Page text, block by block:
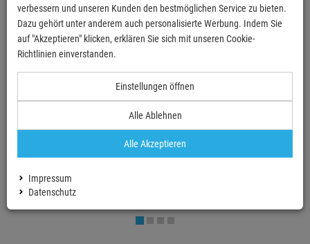
verbessern und unseren Kunden den bestmöglichen Service zu bieten.
Dazu gehört unter anderem auch personalisierte Werbung. Indem Sie
auf "Akzeptieren" klicken, erklären Sie sich mit unseren Cookie-
Richtlinien einverstanden.
Einstellungen öffnen
Alle Ablehnen
Alle Akzeptieren
Impressum
Datenschutz